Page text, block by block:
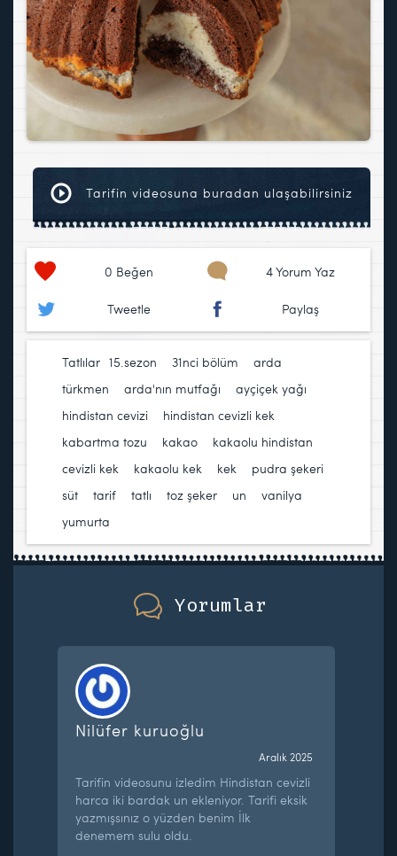
Tarifin videosuna buradan ulaşabilirsiniz
0 Beğen 4 Yorum Yaz
Tweetle Paylaş
Tatlılar 15.sezon 31nci bölüm
arda
türkmen
arda'nın mutfağı ayçiçek yağı
hindistan cevizi
hindistan cevizli kek
kabartma tozu
kakao
kakaolu hindistan
cevizli kek
kakaolu kek kek pudra şekeri
süt
tarif tatlı toz şeker un vanilya
yumurta
Yorumlar
Nilüfer kuruoğlu
Aralık 2025
Tarifin videosunu izledim Hindistan cevizli
harca iki bardak un ekleniyor. Tarifi eksik
yazmışsınız o yüzden benim İlk
denemem sulu oldu.